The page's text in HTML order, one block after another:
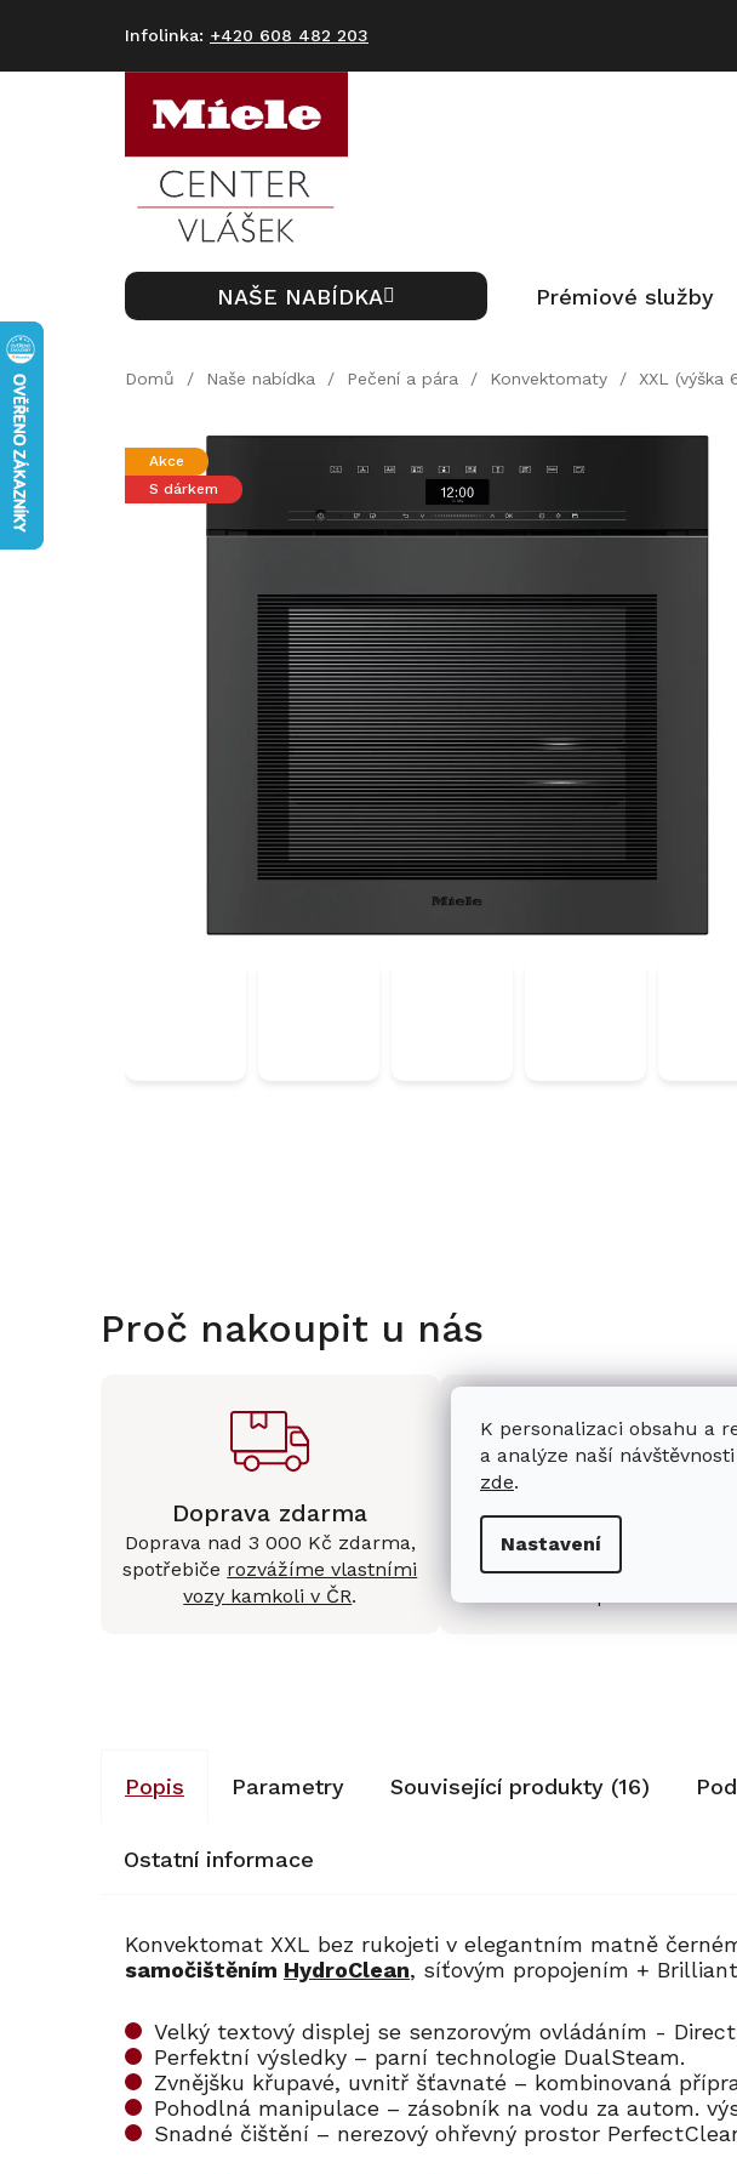
K personalizaci obsahu a
a analýze naší
zde.
Nastavení
+420 608 482 203
NAŠE NABÍDKA Prémiové služby
Domů / Naše nabídka / Pečení a pára / Konvektomaty / XXL (výška
Akce
S dárkem
Proč nakoupit u nás
Doprava zdarma
Doprava nad 3 000 Kč zdarma,
spotřebiče rozvážíme vlastními
vozy kamkoli v ČR.
Kamenná prodejna
Mámeshowroom
Králové s možností jednoduše
Popis Parametry Související produkty (16)
Ostatní informace
Konvektomat XXL bez rukojeti v elegantním matně
samočištěním HydroClean, síťovým propojením +
Velký textový displej se senzorovým ovládáním -
Perfektní výsledky – parní technologie DualSteam.
Zvnějšku křupavé, uvnitř šťavnaté – kombinovaná
Pohodlná manipulace – zásobník na vodu za autom.
Snadné čištění – nerezový ohřevný prostor